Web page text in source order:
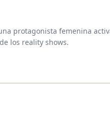
protagonista femenina
los reality shows.